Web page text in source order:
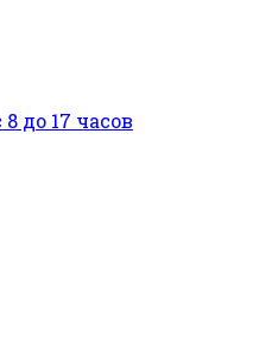
до 17 часов